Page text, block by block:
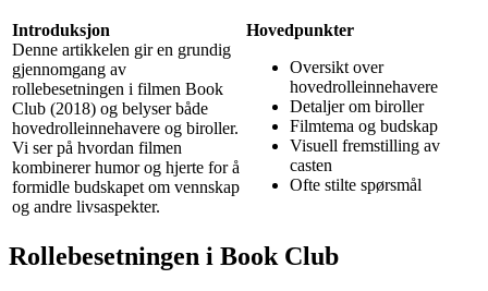
Introduksjon
Denne artikkelen gir en grundig
gjennomgang av
rollebesetningen i filmen Book
Club (2018) og belyser både
hovedrolleinnehavere og biroller.
Vi ser på hvordan filmen
kombinerer humor og hjerte for å
formidle budskapet om vennskap
og andre livsaspekter.
Hovedpunkter
Oversikt over
hovedrolleinnehavere
Detaljer om biroller
Filmtema og budskap
Visuell fremstilling av
casten
Ofte stilte spørsmål
Rollebesetningen i Book Club